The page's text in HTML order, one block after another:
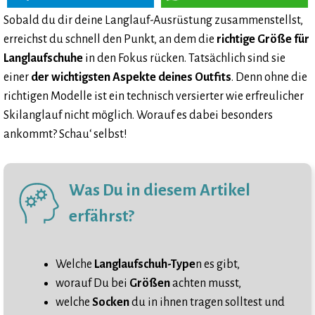
Sobald du dir deine Langlauf-Ausrüstung zusammenstellst,
erreichst du schnell den Punkt, an dem die richtige Größe für
Langlaufschuhe in den Fokus rücken. Tatsächlich sind sie
einer der wichtigsten Aspekte deines Outfits. Denn ohne die
richtigen Modelle ist ein technisch versierter wie erfreulicher
Skilanglauf nicht möglich. Worauf es dabei besonders
ankommt? Schau‘ selbst!
Was Du in diesem Artikel
erfährst?
Welche Langlaufschuh-Typen es gibt,
worauf Du bei Größenachten musst,
welche Sockendu in ihnen tragen solltest und